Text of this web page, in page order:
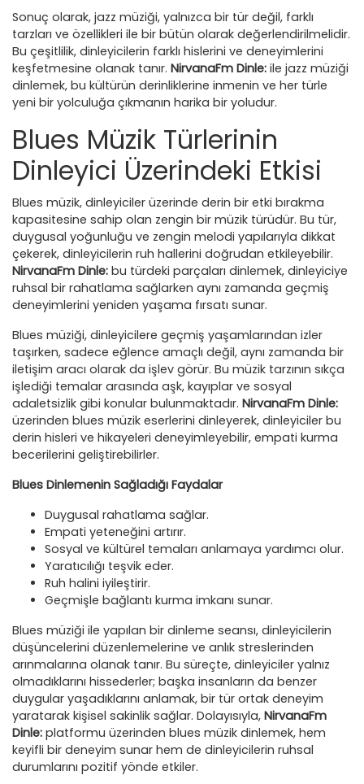
Sonuç olarak, jazz müziği, yalnızca bir tür değil, farklı
tarzları ve özellikleri ile bir bütün olarak değerlendirilmelidir.
Bu çeşitlilik, dinleyicilerin farklı hislerini ve deneyimlerini
keşfetmesine olanak tanır. NirvanaFm Dinle: ile jazz müziği
dinlemek, bu kültürün derinliklerine inmenin ve her türle
yeni bir yolculuğa çıkmanın harika bir yoludur.
Blues Müzik Türlerinin
Dinleyici Üzerindeki Etkisi
Blues müzik, dinleyiciler üzerinde derin bir etki bırakma
kapasitesine sahip olan zengin bir müzik türüdür. Bu tür,
duygusal yoğunluğu ve zengin melodi yapılarıyla dikkat
çekerek, dinleyicilerin ruh hallerini doğrudan etkileyebilir.
NirvanaFm Dinle: bu türdeki parçaları dinlemek, dinleyiciye
ruhsal bir rahatlama sağlarken aynı zamanda geçmiş
deneyimlerini yeniden yaşama fırsatı sunar.
Blues müziği, dinleyicilere geçmiş yaşamlarından izler
taşırken, sadece eğlence amaçlı değil, aynı zamanda bir
iletişim aracı olarak da işlev görür. Bu müzik tarzının sıkça
işlediği temalar arasında aşk, kayıplar ve sosyal
adaletsizlik gibi konular bulunmaktadır. NirvanaFm Dinle:
üzerinden blues müzik eserlerini dinleyerek, dinleyiciler bu
derin hisleri ve hikayeleri deneyimleyebilir, empati kurma
becerilerini geliştirebilirler.
Blues Dinlemenin Sağladığı Faydalar
Duygusal rahatlama sağlar.
Empati yeteneğini artırır.
Sosyal ve kültürel temaları anlamaya yardımcı olur.
Yaratıcılığı teşvik eder.
Ruh halini iyileştirir.
Geçmişle bağlantı kurma imkanı sunar.
Blues müziği ile yapılan bir dinleme seansı, dinleyicilerin
düşüncelerini düzenlemelerine ve anlık streslerinden
arınmalarına olanak tanır. Bu süreçte, dinleyiciler yalnız
olmadıklarını hissederler; başka insanların da benzer
duygular yaşadıklarını anlamak, bir tür ortak deneyim
yaratarak kişisel sakinlik sağlar. Dolayısıyla, NirvanaFm
Dinle: platformu üzerinden blues müzik dinlemek, hem
keyifli bir deneyim sunar hem de dinleyicilerin ruhsal
durumlarını pozitif yönde etkiler.